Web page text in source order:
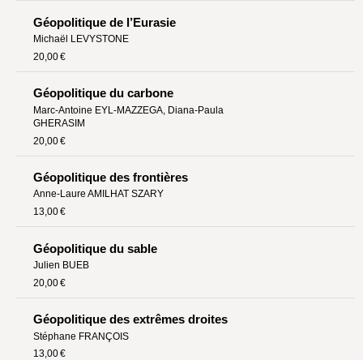
Géopolitique de l’Eurasie
Michaël LEVYSTONE
20,00 €
Géopolitique du carbone
Marc-Antoine EYL-MAZZEGA,
Diana-Paula
GHERASIM
20,00 €
Géopolitique des frontières
Anne-Laure AMILHAT SZARY
13,00 €
Géopolitique du sable
Julien BUEB
20,00 €
Géopolitique des extrêmes droites
Stéphane FRANÇOIS
13,00 €